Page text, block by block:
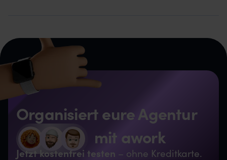
Organisiert eure Agentur
mit awork
Jetzt kostenfrei testen – ohne Kreditkarte.